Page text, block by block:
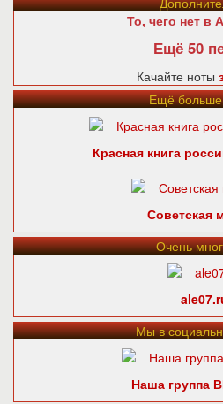
То, чего нет в
Ещё 50
Качайте ноты
Ещё больше
Красная книга
Советская
Очень
Мы в
Наша группа